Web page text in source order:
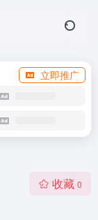
立即推广
收藏 0